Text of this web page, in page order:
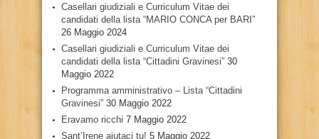
Casellari giudiziali e Curriculum Vitae dei
candidati della lista “MARIO CONCA per BARI”
26 Maggio 2024
Casellari giudiziali e Curriculum Vitae dei
candidati della lista “Cittadini Gravinesi” 30
Maggio 2022
Programma amministrativo – Lista “Cittadini
Gravinesi” 30 Maggio 2022
Eravamo ricchi 7 Maggio 2022
Sant’Irene aiutaci tu! 5 Maggio 2022